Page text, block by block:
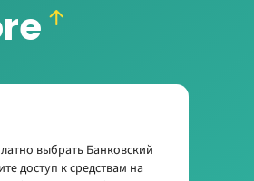
выбрать Банковский
доступ к средствам на